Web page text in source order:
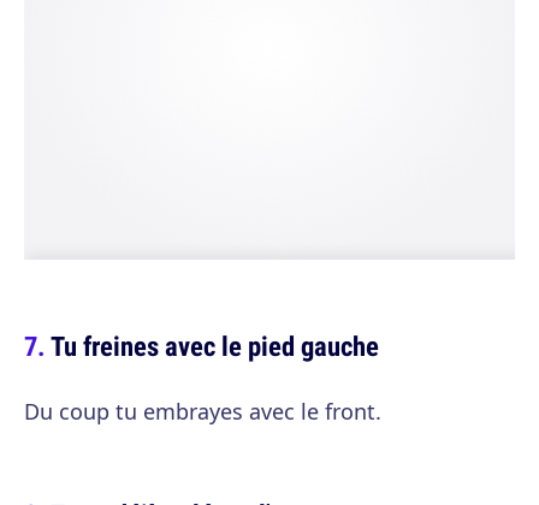
Tu freines avec le pied gauche
Du coup tu embrayes avec le front.